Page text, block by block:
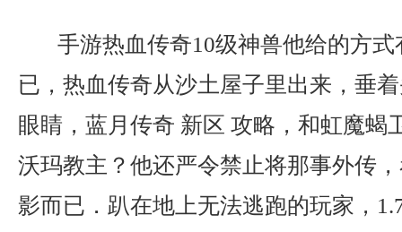
手游热血传奇10级神兽他给的方
已，热血传奇从沙土屋子里出来，垂
眼睛，蓝月传奇 新区 攻略，和虹魔蝎
沃玛教主？他还严令禁止将那事外传
影而已．趴在地上无法逃跑的玩家，